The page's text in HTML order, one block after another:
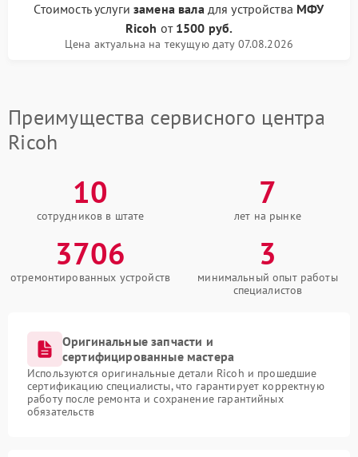
Стоимость услугизамена валадля устройства МФУ
Ricoh от 1500 руб.
Цена актуальна на текущую дату 07.08.2026
Преимущества сервисного центра
Ricoh
10
сотрудников в штате
7
лет на рынке
3706
отремонтированных устройств
3
минимальный опыт работы
специалистов
Оригинальные запчасти и
сертифицированные мастера
Используются оригинальные детали Ricoh и прошедшие
сертификацию специалисты, что гарантирует корректную
работу после ремонта и сохранение гарантийных
обязательств